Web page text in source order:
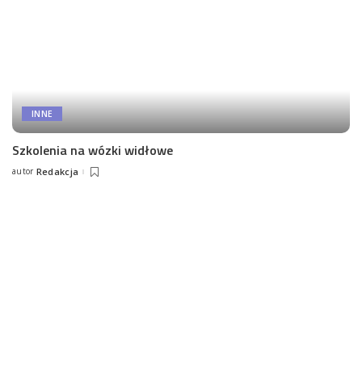
INNE
Szkolenia na wózki widłowe
Posted
autor Redakcja